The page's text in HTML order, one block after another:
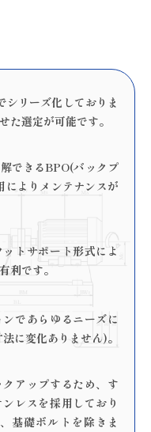
シリーズ化しておりま
た選定が可能です。
できるBPO(バックプ
よりメンテナンスが
トサポート形式によ
利です。
であらゆるニーズに
に変化ありません)。
アップするため、す
レスを採用しており
基礎ボルトを除きま